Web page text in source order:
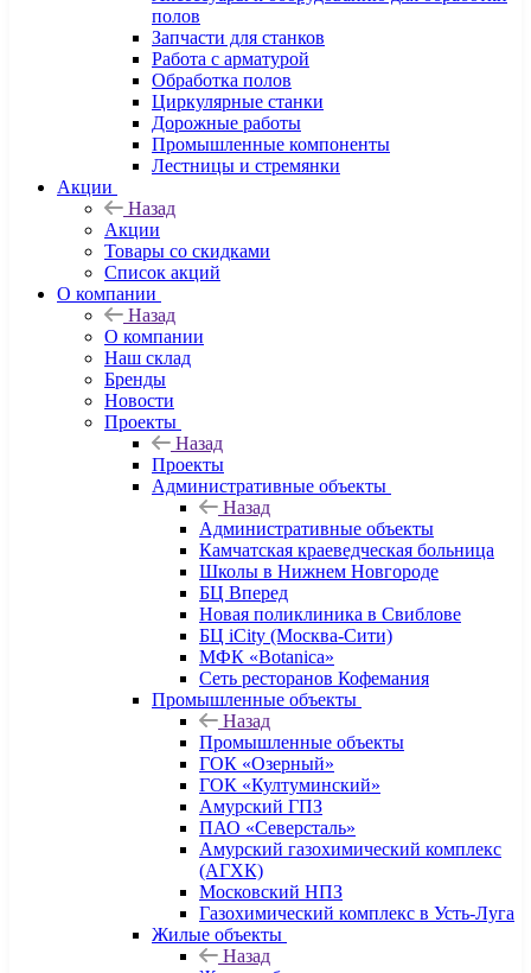
полов
Запчасти для станков
Работа с арматурой
Обработка полов
Циркулярные станки
Дорожные работы
Промышленные компоненты
Лестницы и стремянки
Акции
Назад
Акции
Товары со скидками
Список акций
О компании
Назад
О компании
Наш склад
Бренды
Новости
Проекты
Назад
Проекты
Административные объекты
Назад
Административные объекты
Камчатская краеведческая больница
Школы в Нижнем Новгороде
БЦ Вперед
Новая поликлиника в Свиблове
БЦ iCity (Москва-Сити)
МФК «Botanica»
Сеть ресторанов Кофемания
Промышленные объекты
Назад
Промышленные объекты
ГОК «Озерный»
ГОК «Култуминский»
Амурский ГПЗ
ПАО «Северсталь»
Амурский газохимический комплекс
(АГХК)
Московский НПЗ
Газохимический комплекс в Усть-Луга
Жилые объекты
Назад